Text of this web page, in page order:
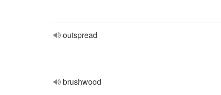
outspread
brushwood